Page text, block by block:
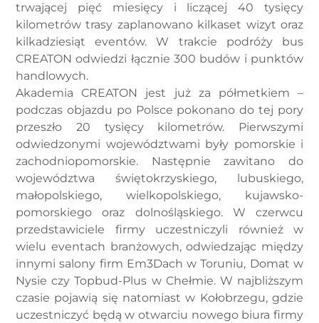
trwającej pięć miesięcy i liczącej 40 tysięcy
kilometrów trasy zaplanowano kilkaset wizyt oraz
kilkadziesiąt eventów. W trakcie podróży bus
CREATON odwiedzi łącznie 300 budów i punktów
handlowych.
Akademia CREATON jest już za półmetkiem –
podczas objazdu po Polsce pokonano do tej pory
przeszło 20 tysięcy kilometrów. Pierwszymi
odwiedzonymi województwami były pomorskie i
zachodniopomorskie. Następnie zawitano do
województwa świętokrzyskiego, lubuskiego,
małopolskiego, wielkopolskiego, kujawsko-
pomorskiego oraz dolnośląskiego. W czerwcu
przedstawiciele firmy uczestniczyli również w
wielu eventach branżowych, odwiedzając między
innymi salony firm Em3Dach w Toruniu, Domat w
Nysie czy Topbud-Plus w Chełmie. W najbliższym
czasie pojawią się natomiast w Kołobrzegu, gdzie
uczestniczyć będą w otwarciu nowego biura firmy